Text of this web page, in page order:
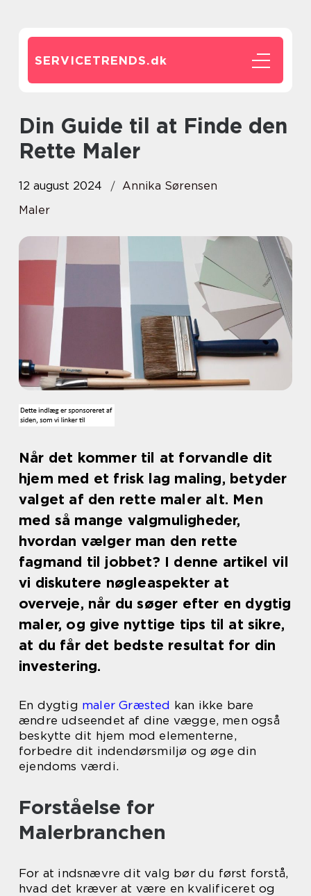
SERVICETRENDS.dk
Din Guide til at Finde den
Rette Maler
12 august 2024
Annika Sørensen
Maler
Når det kommer til at forvandle dit
hjem med et frisk lag maling, betyder
valget af den rette maler alt. Men
med så mange valgmuligheder,
hvordan vælger man den rette
fagmand til jobbet? I denne artikel vil
vi diskutere nøgleaspekter at
overveje, når du søger efter en dygtig
maler, og give nyttige tips til at sikre,
at du får det bedste resultat for din
investering.
En dygtig maler Græsted kan ikke bare
ændre udseendet af dine vægge, men også
beskytte dit hjem mod elementerne,
forbedre dit indendørsmiljø og øge din
ejendoms værdi.
Forståelse for
Malerbranchen
For at indsnævre dit valg bør du først forstå,
hvad det kræver at være en kvalificeret og